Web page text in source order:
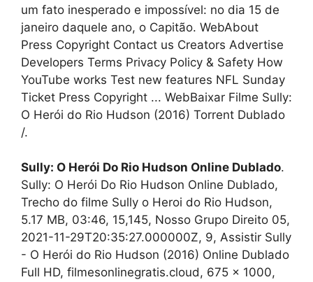
um fato inesperado e impossível: no dia 15 de
janeiro daquele ano, o Capitão. WebAbout
Press Copyright Contact us Creators Advertise
Developers Terms Privacy Policy & Safety How
YouTube works Test new features NFL Sunday
Ticket Press Copyright ... WebBaixar Filme Sully:
O Herói do Rio Hudson (2016) Torrent Dublado
/.
Sully: O Herói Do Rio Hudson Online Dublado.
Sully: O Herói Do Rio Hudson Online Dublado,
Trecho do filme Sully o Heroi do Rio Hudson,
5.17 MB, 03:46, 15,145, Nosso Grupo Direito 05,
2021-11-29T20:35:27.000000Z, 9, Assistir Sully
- O Herói do Rio Hudson (2016) Online Dublado
Full HD, filmesonlinegratis.cloud, 675 x 1000,